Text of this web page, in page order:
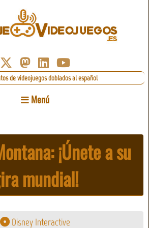
de videojuegos doblados al español
Menú
¡Únete a su
mundial!
Disney Interactive